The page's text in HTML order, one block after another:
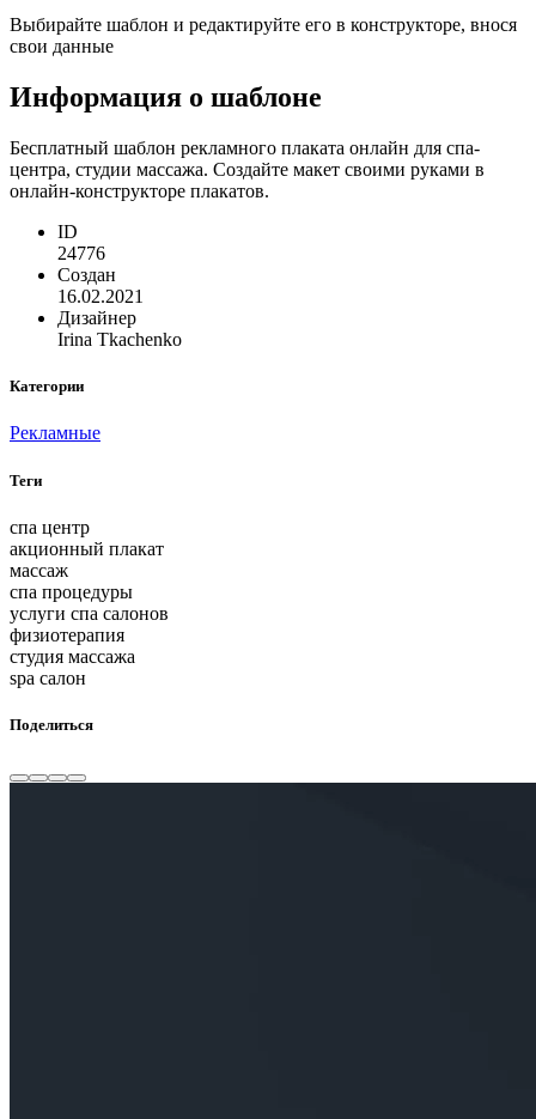
Выбирайте шаблон и редактируйте его в конструкторе, внося
свои данные
Информация о шаблоне
Бесплатный шаблон рекламного плаката онлайн для спа-
центра, студии массажа. Создайте макет своими руками в
онлайн-конструкторе плакатов.
ID
24776
Создан
16.02.2021
Дизайнер
Irina Tkachenko
Категории
Рекламные
Теги
спа центр
акционный плакат
массаж
спа процедуры
услуги спа салонов
физиотерапия
студия массажа
spa салон
Поделиться